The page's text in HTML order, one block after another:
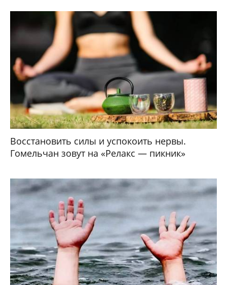
Восстановить силы и успокоить нервы.
Гомельчан зовут на «Релакс — пикник»